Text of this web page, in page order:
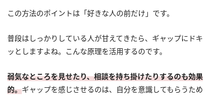
この方法のポイントは「好きな人の前だけ」です。
普段はしっかりしている人が甘えてきたら、ギャップにドキ
ッとしますよね。こんな原理を活用するのです。
弱気なところを見せたり、相談を持ち掛けたりするのも効果
的。ギャップを感じさせるのは、自分を意識してもらうため